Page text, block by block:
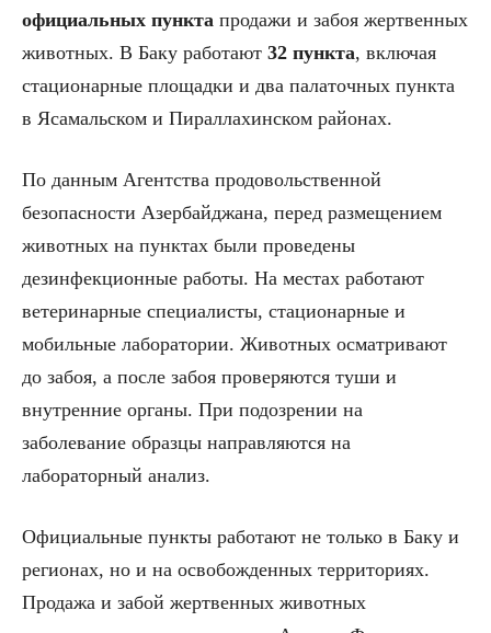
официальных пункта продажи и забоя жертвенных
животных. В Баку работают 32 пункта, включая
стационарные площадки и два палаточных пункта
в Ясамальском и Пираллахинском районах.
По данным Агентства продовольственной
безопасности Азербайджана, перед размещением
животных на пунктах были проведены
дезинфекционные работы. На местах работают
ветеринарные специалисты, стационарные и
мобильные лаборатории. Животных осматривают
до забоя, а после забоя проверяются туши и
внутренние органы. При подозрении на
заболевание образцы направляются на
лабораторный анализ.
Официальные пункты работают не только в Баку и
регионах, но и на освобожденных территориях.
Продажа и забой жертвенных животных